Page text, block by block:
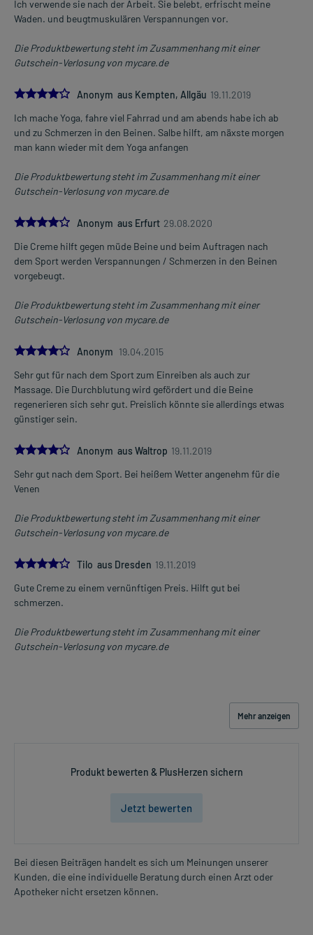
Ich verwende sie nach der Arbeit. Sie belebt, erfrischt meine
Waden. und beugtmuskulären Verspannungen vor.
Die Produktbewertung steht im Zusammenhang mit einer
Gutschein-Verlosung von mycare.de
4.0Anonym aus Kempten, Allgäu 19.11.2019
Ich mache Yoga, fahre viel Fahrrad und am abends habe ich ab
und zu Schmerzen in den Beinen. Salbe hilft, am näxste morgen
man kann wieder mit dem Yoga anfangen
Die Produktbewertung steht im Zusammenhang mit einer
Gutschein-Verlosung von mycare.de
4.0Anonym aus Erfurt 29.08.2020
Die Creme hilft gegen müde Beine und beim Auftragen nach
dem Sport werden Verspannungen / Schmerzen in den Beinen
vorgebeugt.
Die Produktbewertung steht im Zusammenhang mit einer
Gutschein-Verlosung von mycare.de
4.0Anonym 19.04.2015
Sehr gut für nach dem Sport zum Einreiben als auch zur
Massage. Die Durchblutung wird gefördert und die Beine
regenerieren sich sehr gut. Preislich könnte sie allerdings etwas
günstiger sein.
4.0Anonym aus Waltrop 19.11.2019
Sehr gut nach dem Sport. Bei heißem Wetter angenehm für die
Venen
Die Produktbewertung steht im Zusammenhang mit einer
Gutschein-Verlosung von mycare.de
4.0
Tilo aus Dresden 19.11.2019
Gute Creme zu einem vernünftigen Preis. Hilft gut bei
schmerzen.
Die Produktbewertung steht im Zusammenhang mit einer
Gutschein-Verlosung von mycare.de
Mehr anzeigen
Produkt bewerten & PlusHerzen sichern
Jetzt bewerten
Bei diesen Beiträgen handelt es sich um Meinungen unserer
Kunden, die eine individuelle Beratung durch einen Arzt oder
Apotheker nicht ersetzen können.